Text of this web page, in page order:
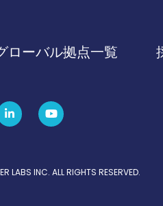
ローバル拠点一覧
LABS INC. ALL RIGHTS RESERVED.